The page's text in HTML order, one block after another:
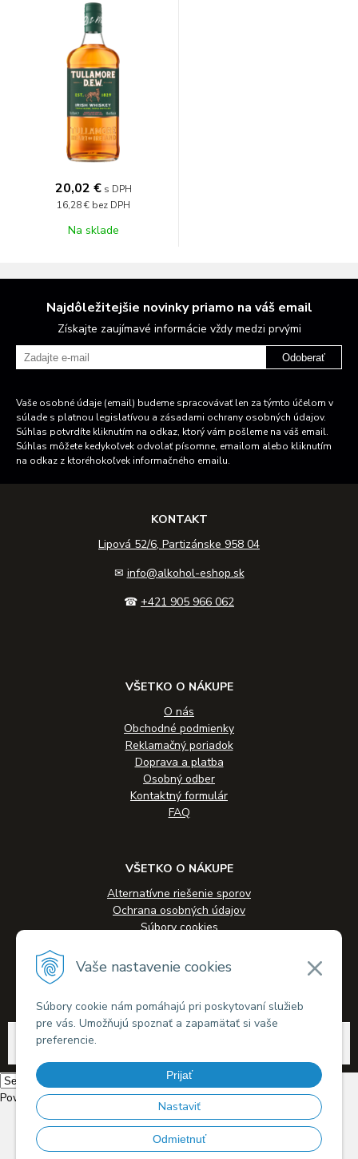
Vaše nastavenie cookies
Súbory cookie nám pomáhajú pri poskytovaní služieb
pre vás. Umožňujú spoznať a zapamätať si vaše
preferencie.
Prijať
Nastaviť
Odmietnuť
20,02 € s DPH
16,28 € bez DPH
Na sklade
Najdôležitejšie novinky priamo na váš email
Získajte zaujímavé informácie vždy medzi prvými
Odoberať
Vaše osobné údaje (email) budeme spracovávať len za týmto účelom v
súlade s platnou legislatívou a zásadami ochrany osobných údajov.
Súhlas potvrdíte kliknutím na odkaz, ktorý vám pošleme na váš email.
Súhlas môžete kedykoľvek odvolať písomne, emailom alebo kliknutím
na odkaz z ktoréhokoľvek informačného emailu.
KONTAKT
Lipová 52/6, Partizánske 958 04
✉ info@alkohol-eshop.sk
☎ +421 905 966 062
VŠETKO O NÁKUPE
O nás
Obchodné podmienky
Reklamačný poriadok
Doprava a platba
Osobný odber
Kontaktný formulár
FAQ
VŠETKO O NÁKUPE
Alternatívne riešenie sporov
Ochrana osobných údajov
Súbory cookies
Veľkoobchodná spolupráca
© 2026 Alkohol-eshop.sk •
Powered by Translate